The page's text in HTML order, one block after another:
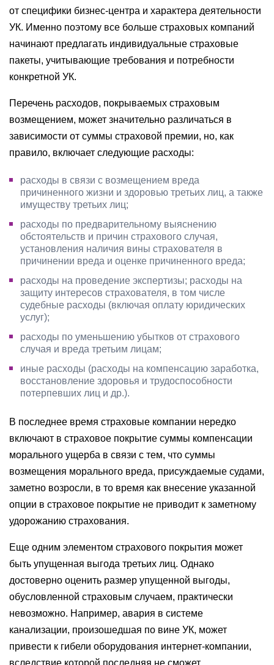
от специфики бизнес-центра и характера деятельности
УК. Именно поэтому все больше страховых компаний
начинают предлагать индивидуальные страховые
пакеты, учитывающие требования и потребности
конкретной УК.
Перечень расходов, покрываемых страховым
возмещением, может значительно различаться в
зависимости от суммы страховой премии, но, как
правило, включает следующие расходы:
расходы в связи с возмещением вреда
причиненного жизни и здоровью третьих лиц, а также
имуществу третьих лиц;
расходы по предварительному выяснению
обстоятельств и причин страхового случая,
установления наличия вины страхователя в
причинении вреда и оценке причиненного вреда;
расходы на проведение экспертизы; расходы на
защиту интересов страхователя, в том числе
судебные расходы (включая оплату юридических
услуг);
расходы по уменьшению убытков от страхового
случая и вреда третьим лицам;
иные расходы (расходы на компенсацию заработка,
восстановление здоровья и трудоспособности
потерпевших лиц и др.).
В последнее время страховые компании нередко
включают в страховое покрытие суммы компенсации
морального ущерба в связи с тем, что суммы
возмещения морального вреда, присуждаемые судами,
заметно возросли, в то время как внесение указанной
опции в страховое покрытие не приводит к заметному
удорожанию страхования.
Еще одним элементом страхового покрытия может
быть упущенная выгода третьих лиц. Однако
достоверно оценить размер упущенной выгоды,
обусловленной страховым случаем, практически
невозможно. Например, авария в системе
канализации, произошедшая по вине УК, может
привести к гибели оборудования интернет-компании,
вследствие которой последняя не сможет